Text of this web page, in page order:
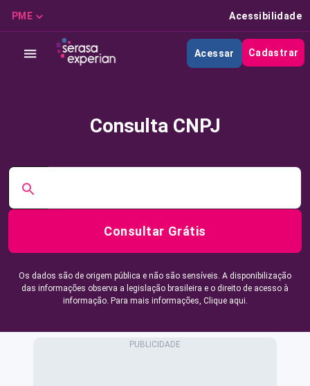
PME Acessibilidade
Acessar Cadastrar
Consulta CNPJ
Consultar Grátis
Os dados são de origem pública e não são sensíveis. A disponibilização
das informações observa a legislação brasileira e o direito de acesso à
informação. Para mais informações, Clique aqui.